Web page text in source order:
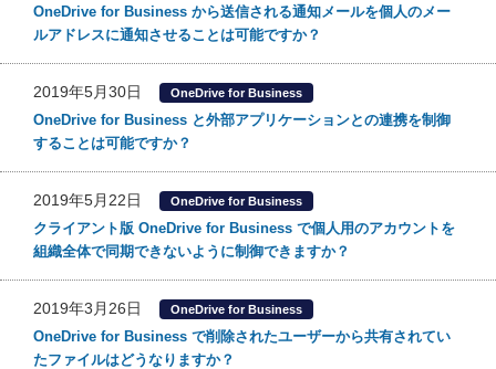
OneDrive for Business から送信される通知メールを個人のメー
ルアドレスに通知させることは可能ですか？
2019年5月30日 OneDrive for Business
OneDrive for Business と外部アプリケーションとの連携を制御
することは可能ですか？
2019年5月22日 OneDrive for Business
クライアント版 OneDrive for Business で個人用のアカウントを
組織全体で同期できないように制御できますか？
2019年3月26日 OneDrive for Business
OneDrive for Business で削除されたユーザーから共有されてい
たファイルはどうなりますか？